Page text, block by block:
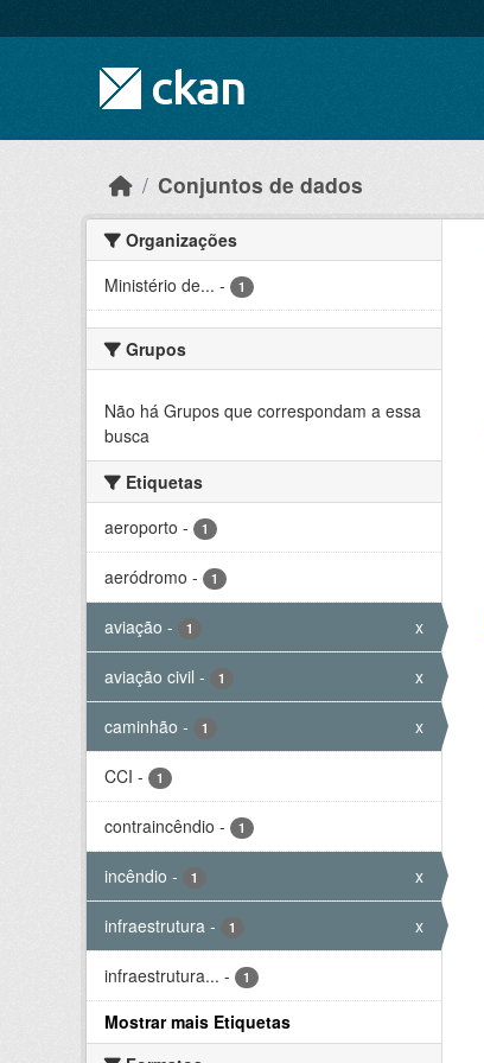
Conjuntos de dados
Organizações
Ministério de... - 1
Grupos
Não há Grupos que correspondam a essa
busca
Etiquetas
aeroporto - 1
aeródromo - 1
aviação - 1 x
aviação civil - 1 x
caminhão - 1 x
CCI - 1
contraincêndio - 1
incêndio - 1 x
infraestrutura - 1 x
infraestrutura... - 1
Mostrar mais Etiquetas